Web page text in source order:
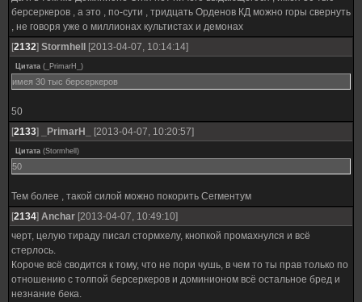
берсеркеров , а это , по-сути , тридцать Орденов КД можно горы свернуть
, не говоря уже о миллионах культистах и демонах
[2132] Stormhell [2013-04-07, 10:14:14]
Цитата ( _PrimarH_ )
имея 30 тыс берсеркеров
50
[2133] _PrimarH_ [2013-04-07, 10:20:57]
Цитата (Stormhell )
50
Тем более , такой силой можно покорить Сегментум
[2134] Anchar [2013-04-07, 10:49:10]
черт, целую тираду писал стормхелу, кнопкой промахнулся и всё
стерлось.
Короче всё сводится к тому, что не пори чушь, в чем то ты прав только по
отношению с толпой берсеркеров и доминионом всё остальное бред и
незнание бека.